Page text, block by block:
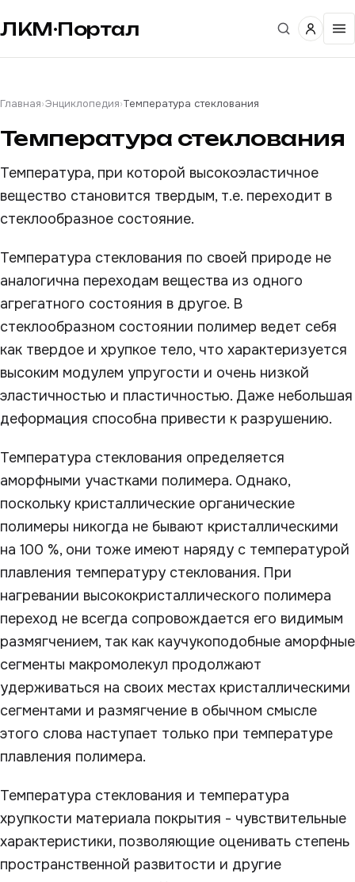
ЛКМ·Портал
Главная›Энциклопедия›Температура стеклования
Температура стеклования
Температура, при которой высокоэластичное
вещество становится твердым, т.е. переходит в
стеклообразное состояние.
Температура стеклования по своей природе не
аналогична переходам вещества из одного
агрегатного состояния в другое. В
стеклообразном состоянии полимер ведет себя
как твердое и хрупкое тело, что характеризуется
высоким модулем упругости и очень низкой
эластичностью и пластичностью. Даже небольшая
деформация способна привести к разрушению.
Температура стеклования определяется
аморфными участками полимера. Однако,
поскольку кристаллические органические
полимеры никогда не бывают кристаллическими
на 100 %, они тоже имеют наряду с температурой
плавления температуру стеклования. При
нагревании высококристаллического полимера
переход не всегда сопровождается его видимым
размягчением, так как каучукоподобные аморфные
сегменты макромолекул продолжают
удерживаться на своих местах кристаллическими
сегментами и размягчение в обычном смысле
этого слова наступает только при температуре
плавления полимера.
Температура стеклования и температура
хрупкости материала покрытия - чувствительные
характеристики, позволяющие оценивать степень
пространственной развитости и другие